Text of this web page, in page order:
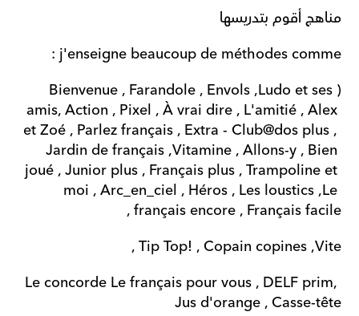
مناهج أقوم بتدريسها
j'enseigne beaucoup de méthodes comme :
(Bienvenue , Farandole , Envols ,Ludo et ses
amis, Action , Pixel , À vrai dire , L'amitié , Alex
et Zoé , Parlez français , Extra - Club@dos plus ,
Jardin de français ,Vitamine , Allons-y , Bien
joué , Junior plus , Français plus , Trampoline et
moi , Arc_en_ciel , Héros , Les loustics ,Le
français encore , Français facile ,
Tip Top! , Copain copines ,Vite ,
Le concorde Le français pour vous , DELF prim,
Jus d'orange , Casse-tête